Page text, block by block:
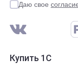
Даю свое
Купить 1С